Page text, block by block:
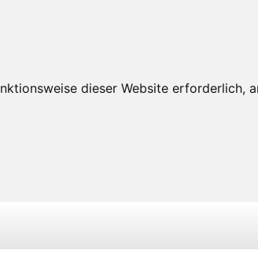
dieser Website erforderlich,